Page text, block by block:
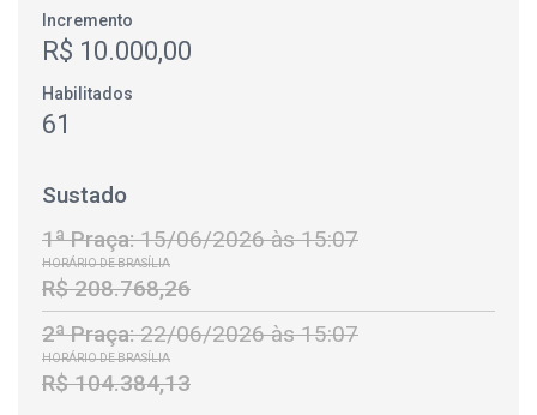
Incremento
R$ 10.000,00
Habilitados
61
Sustado
1ª Praça:15/06/2026 às 15:07
HORÁRIO DE BRASÍLIA
R$ 208.768,26
2ª Praça:22/06/2026 às 15:07
HORÁRIO DE BRASÍLIA
R$ 104.384,13